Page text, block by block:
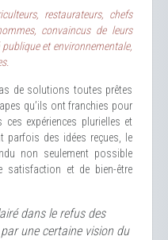
restaurateurs, chefs
convaincus de leurs
et environnementale,
de solutions toutes prêtes
qu’ils ont franchies pour
expériences plurielles et
parfois des idées reçues, le
non seulement possible
satisfaction et de bien-être
dans le refus des
une certaine vision du